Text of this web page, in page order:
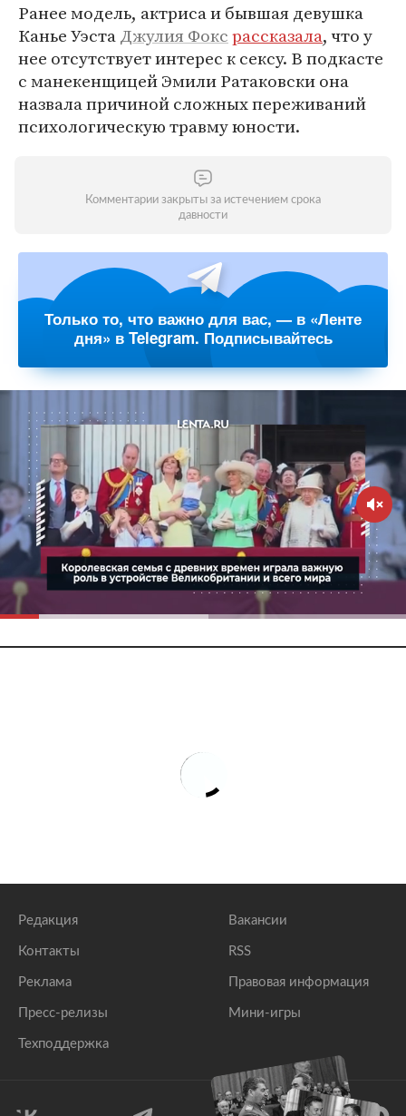
Ранее модель, актриса и бывшая девушка
Канье УэстаДжулия Фоксрассказала, что у
нее отсутствует интерес к сексу. В подкасте
с манекенщицей Эмили Ратаковски она
назвала причиной сложных переживаний
психологическую травму юности.
Комментарии закрыты за истечением срока
давности
Только то, что важно для вас, — в «Ленте
дня» в Telegram. Подписывайтесь
Редакция
Контакты
Реклама
Пресс-релизы
Техподдержка
Вакансии
RSS
Правовая информация
Мини-игры